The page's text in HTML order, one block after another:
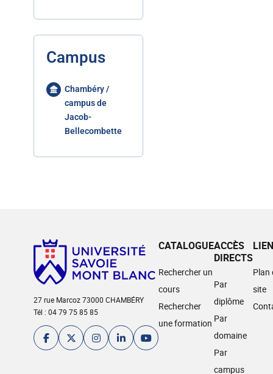
Campus
Chambéry /
campus de
Jacob-
Bellecombette
27 rue Marcoz 73000 CHAMBÉRY
Tél : 04 79 75 85 85
CATALOGUE
Rechercher un
cours
Rechercher
une formation
ACCÈS
DIRECTS
Par
diplôme
Par
domaine
Par
campus
Plan
site